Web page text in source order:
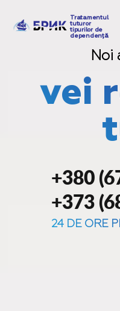
Tratamentul
tuturor
tipurilor de
dependență
+380
+373
24 DE ORE
Noi
vei